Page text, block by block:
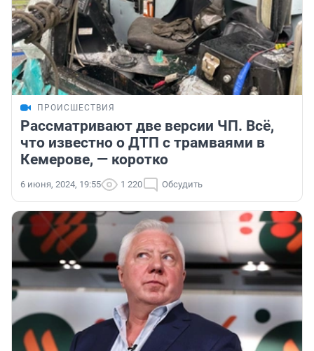
ПРОИСШЕСТВИЯ
Рассматривают две версии ЧП. Всё,
что известно о ДТП c трамваями в
Кемерове, — коротко
6 июня, 2024, 19:55 1 220 Обсудить